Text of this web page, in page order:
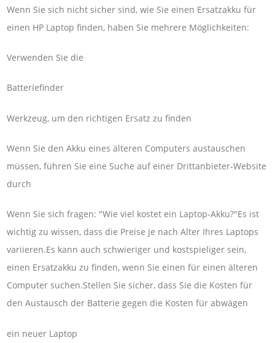
Wenn Sie sich nicht sicher sind, wie Sie einen Ersatzakku für
einen HP Laptop finden, haben Sie mehrere Möglichkeiten:
Verwenden Sie die
Batteriefinder
Werkzeug, um den richtigen Ersatz zu finden
Wenn Sie den Akku eines älteren Computers austauschen
müssen, führen Sie eine Suche auf einer Drittanbieter-Website
durch
Wenn Sie sich fragen: "Wie viel kostet ein Laptop-Akku?"Es ist
wichtig zu wissen, dass die Preise je nach Alter Ihres Laptops
variieren.Es kann auch schwieriger und kostspieliger sein,
einen Ersatzakku zu finden, wenn Sie einen für einen älteren
Computer suchen.Stellen Sie sicher, dass Sie die Kosten für
den Austausch der Batterie gegen die Kosten für abwägen
ein neuer Laptop